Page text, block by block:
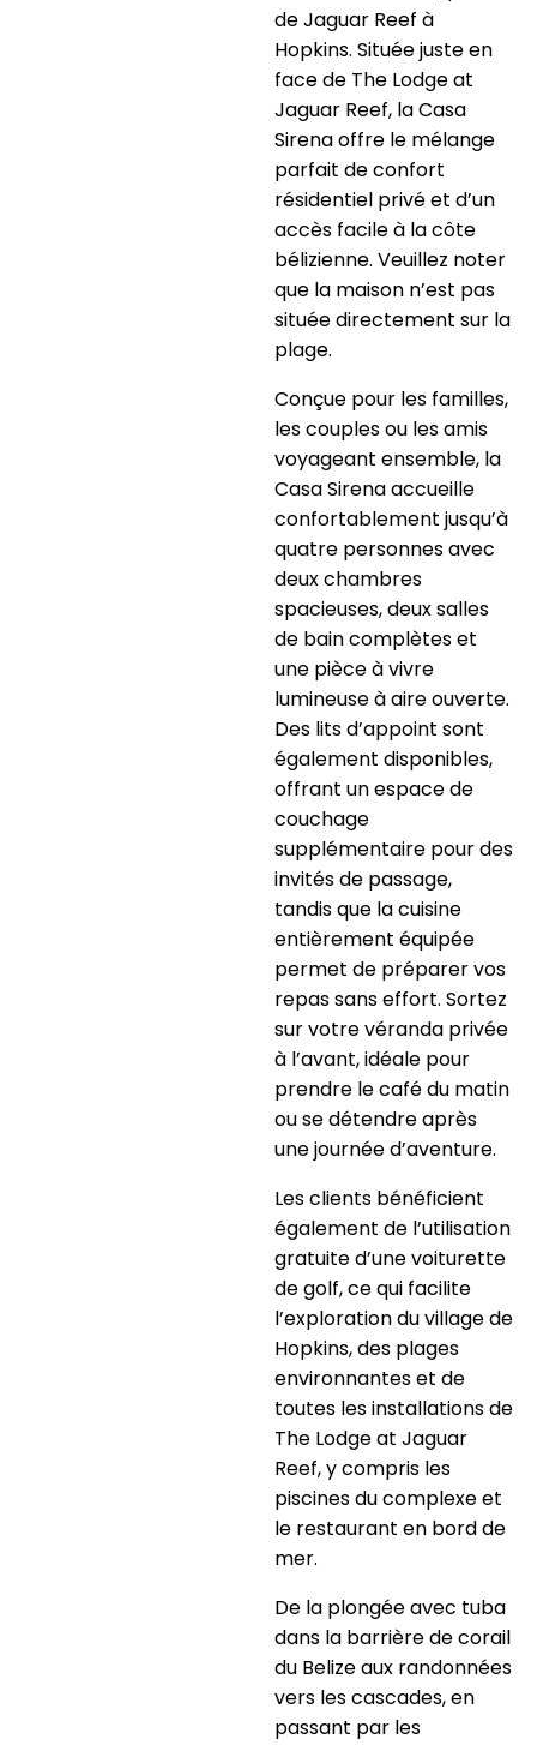
de Jaguar Reef à
Hopkins. Située juste en
face de The Lodge at
Jaguar Reef, la Casa
Sirena offre le mélange
parfait de confort
résidentiel privé et d’un
accès facile à la côte
bélizienne. Veuillez noter
que la maison n’est pas
située directement sur la
plage.
Conçue pour les familles,
les couples ou les amis
voyageant ensemble, la
Casa Sirena accueille
confortablement jusqu’à
quatre personnes avec
deux chambres
spacieuses, deux salles
de bain complètes et
une pièce à vivre
lumineuse à aire ouverte.
Des lits d’appoint sont
également disponibles,
offrant un espace de
couchage
supplémentaire pour des
invités de passage,
tandis que la cuisine
entièrement équipée
permet de préparer vos
repas sans effort. Sortez
sur votre véranda privée
à l’avant, idéale pour
prendre le café du matin
ou se détendre après
une journée d’aventure.
Les clients bénéficient
également de l’utilisation
gratuite d’une voiturette
de golf, ce qui facilite
l’exploration du village de
Hopkins, des plages
environnantes et de
toutes les installations de
The Lodge at Jaguar
Reef, y compris les
piscines du complexe et
le restaurant en bord de
mer.
De la plongée avec tuba
dans la barrière de corail
du Belize aux randonnées
vers les cascades, en
passant par les